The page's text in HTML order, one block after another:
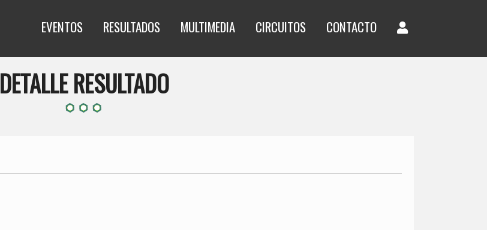
EVENTOS RESULTADOS MULTIMEDIA CIRCUITOS CONTACTO
DETALLE RESULTADO